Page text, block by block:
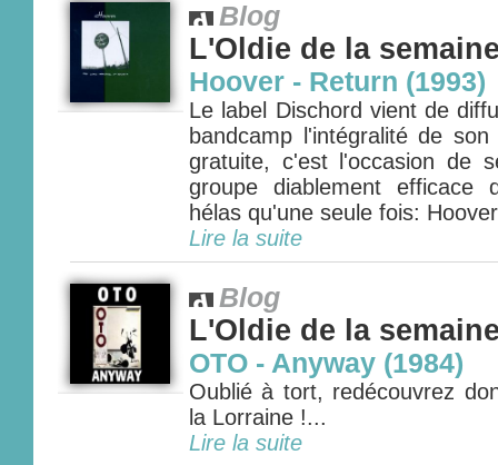
Blog
L'Oldie de la
Hoover - Return (1993)
Le label Dischord vient de
bandcamp l'intégralité de
gratuite, c'est l'occasion de
groupe diablement efficace
hélas qu'une seule fois:
Lire la suite
Blog
L'Oldie de la
OTO - Anyway (1984)
Oublié à tort, redécouvrez
la Lorraine !...
Lire la suite